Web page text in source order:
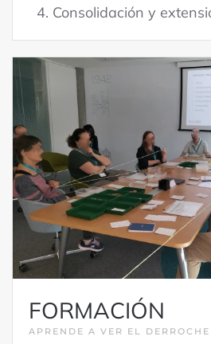
Consolidación y
FORMACIÓN
APRENDE A VER EL DERROCHE